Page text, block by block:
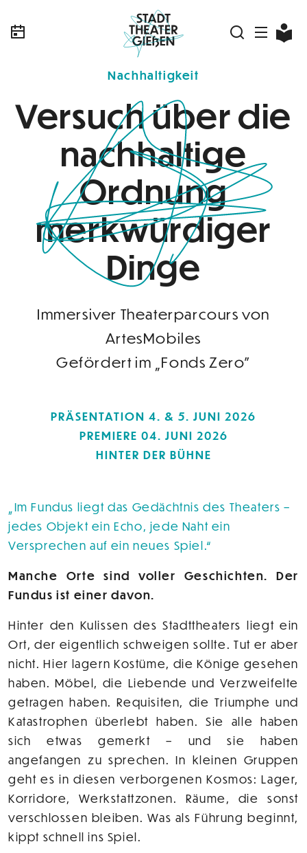
Nachhaltigkeit
Versuch über die
nachhaltige
Ordnung
merkwürdiger
Dinge
Immersiver Theaterparcours von
ArtesMobiles
Gefördert im „Fonds Zero"
PRÄSENTATION 4. & 5. JUNI 2026
PREMIERE 04. JUNI 2026
HINTER DER BÜHNE
Im Fundus liegt das Gedächtnis des Theaters –
jedes Objekt ein Echo, jede Naht ein
Versprechen auf ein neues Spiel.
Manche Orte sind voller Geschichten. Der
Fundus ist einer davon.
Hinter den Kulissen des Stadttheaters liegt ein
Ort, der eigentlich schweigen sollte. Tut er aber
nicht. Hier lagern Kostüme, die Könige gesehen
haben. Möbel, die Liebende und Verzweifelte
getragen haben. Requisiten, die Triumphe und
Katastrophen überlebt haben. Sie alle haben
sich etwas gemerkt – und sie haben
angefangen zu sprechen. In kleinen Gruppen
geht es in diesen verborgenen Kosmos: Lager,
Korridore, Werkstattzonen. Räume, die sonst
verschlossen bleiben. Was als Führung beginnt,
kippt schnell ins Spiel.